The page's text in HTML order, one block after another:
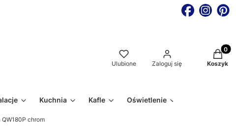
Ulubione Zaloguj się Koszyk
Kuchnia Kafle Oświetlenie
chrom